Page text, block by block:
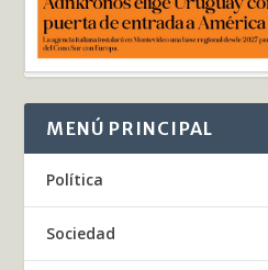
MENÚ PRINCIPAL
Política
Sociedad